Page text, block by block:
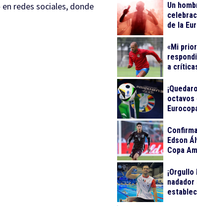
redes sociales, donde
Un
de la
«Mi
a
octavos
Edson
Copa
¡Orgullo